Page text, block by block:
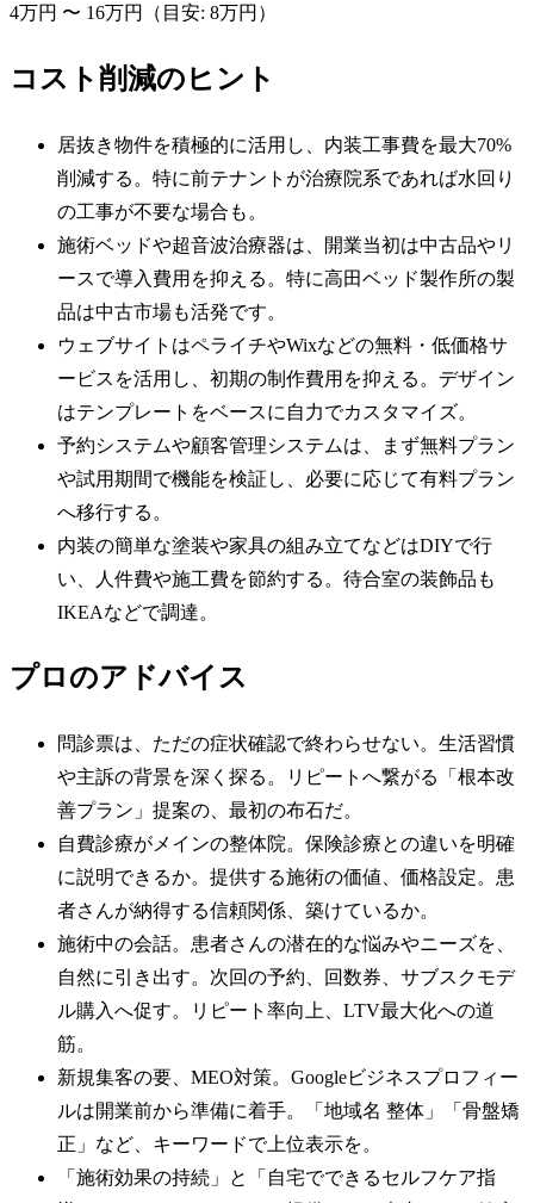
4万円 〜 16万円 （目安: 8万円 ）
コスト削減のヒント
居抜き物件を積極的に活用し、内装工事費を最大70%
削減する。特に前テナントが治療院系であれば水回り
の工事が不要な場合も。
施術ベッドや超音波治療器は、開業当初は中古品やリ
ースで導入費用を抑える。特に高田ベッド製作所の製
品は中古市場も活発です。
ウェブサイトはペライチやWixなどの無料・低価格サ
ービスを活用し、初期の制作費用を抑える。デザイン
はテンプレートをベースに自力でカスタマイズ。
予約システムや顧客管理システムは、まず無料プラン
や試用期間で機能を検証し、必要に応じて有料プラン
へ移行する。
内装の簡単な塗装や家具の組み立てなどはDIYで行
い、人件費や施工費を節約する。待合室の装飾品も
IKEAなどで調達。
プロのアドバイス
問診票は、ただの症状確認で終わらせない。生活習慣
や主訴の背景を深く探る。リピートへ繋がる「根本改
善プラン」提案の、最初の布石だ。
自費診療がメインの整体院。保険診療との違いを明確
に説明できるか。提供する施術の価値、価格設定。患
者さんが納得する信頼関係、築けているか。
施術中の会話。患者さんの潜在的な悩みやニーズを、
自然に引き出す。次回の予約、回数券、サブスクモデ
ル購入へ促す。リピート率向上、LTV最大化への道
筋。
新規集客の要、MEO対策。Googleビジネスプロフィー
ルは開業前から準備に着手。「地域名 整体」「骨盤矯
正」など、キーワードで上位表示を。
「施術効果の持続」と「自宅でできるセルフケア指